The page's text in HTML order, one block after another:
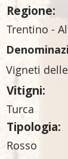
Regione:
Trentino -
Vigneti
Vitigni:
Turca
Tipologia:
Rosso